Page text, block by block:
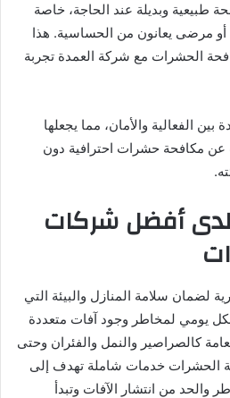
طبيعية وبديلة عند الحاجة، خاصة
أو مرضى يعانون من الحساسية. هذا
الحشرات مع شركة العمدة تجربة
الفعالية والأمان، مما يجعلها
عن مكافحة حشرات احترافية دون
لدى أفضل شركات
لضمان سلامة المنازل والبيئة التي
يومي لمخاطر وجود آفات متعددة
كالصراصير والنمل والفئران وحتى
الحشرات خدمات شاملة تهدف إلى
والحد من انتشار الآفات وتبدأ